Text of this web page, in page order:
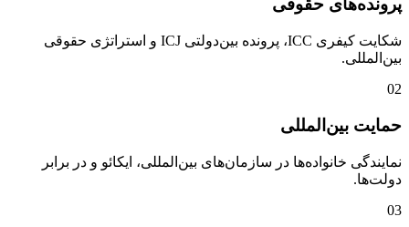
پرونده‌های حقوقی
شکایت کیفری ICC، پرونده بین‌دولتی ICJ و استراتژی حقوقی
بین‌المللی.
02
حمایت بین‌المللی
نمایندگی خانواده‌ها در سازمان‌های بین‌المللی، ایکائو و در برابر
دولت‌ها.
03